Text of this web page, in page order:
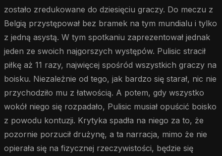
zostało zredukowane do dziesięciu graczy. Do meczu z
Belgią przystępował bez bramek na tym mundialu i tylko
z jedną asystą. W tym spotkaniu zaprezentował jednak
jeden ze swoich najgorszych występów. Pulisic stracił
piłkę aż 11 razy, najwięcej spośród wszystkich graczy na
boisku. Niezależnie od tego, jak bardzo się starał, nic nie
przychodziło mu z łatwością. A potem, gdy wszystko
wokół niego się rozpadało, Pulisic musiał opuścić boisko
z powodu kontuzji. Krytyka spadła na niego za to, że
pozornie porzucił drużynę, a ta narracja, mimo że nie
opierała się na fizycznej rzeczywistości, będzie się